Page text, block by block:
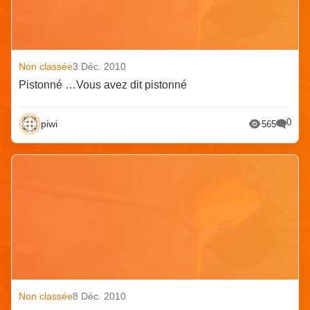
Non classée3 Déc. 2010
Pistonné …Vous avez dit pistonné
piwi 565 0
Non classée8 Déc. 2010